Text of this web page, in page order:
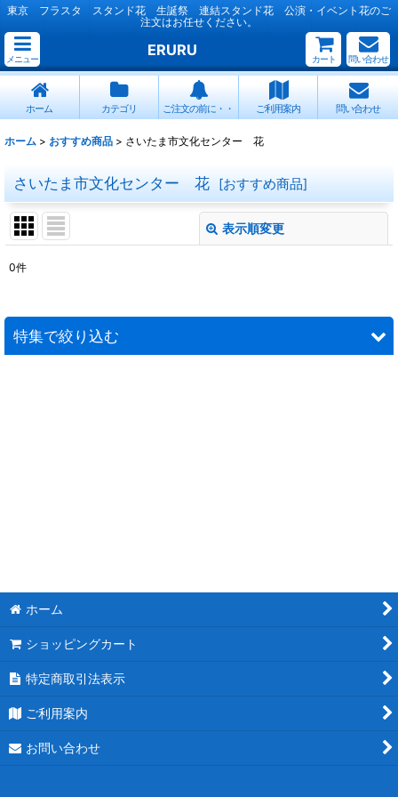
東京 フラスタ スタンド花 生誕祭 連結スタンド花 公演・イベント花のご
注文はお任せください。
メニュー
ERURU
カート 問い合わせ
ホーム カテゴリ ご注文の前に・・ ご利用案内 問い合わせ
ホーム > おすすめ商品 > さいたま市文化センター 花
さいたま市文化センター 花 [おすすめ商品]
表示順変更
並び順 :
0件
特集で絞り込む
パープル
グリーン
ホーム
ショッピングカート
特定商取引法表示
ご利用案内
お問い合わせ